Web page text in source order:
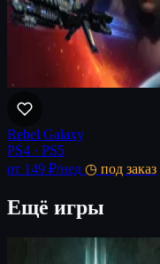
Rebel Galaxy
PS4 · PS5
от 149 ₽/нед ◷ под заказ
Ещё игры